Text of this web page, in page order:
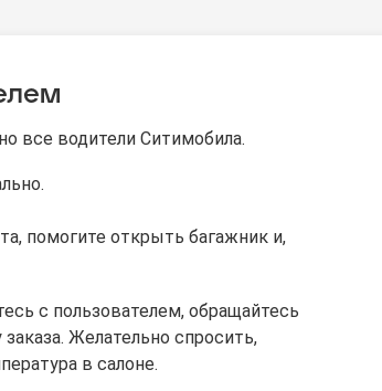
все водители Ситимобила.
помогите открыть багажник и,
с пользователем, обращайтесь
Желательно спросить,
в салоне.